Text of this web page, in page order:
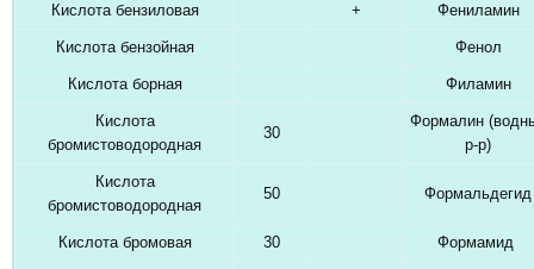
Кислота бензиловая + Фениламин
Кислота бензойная Фенол
Кислота борная Филамин
Кислота
бромистоводородная
30
Формалин
р-р)
Кислота
бромистоводородная
50 Формальдегид
Кислота бромовая 30 Формамид